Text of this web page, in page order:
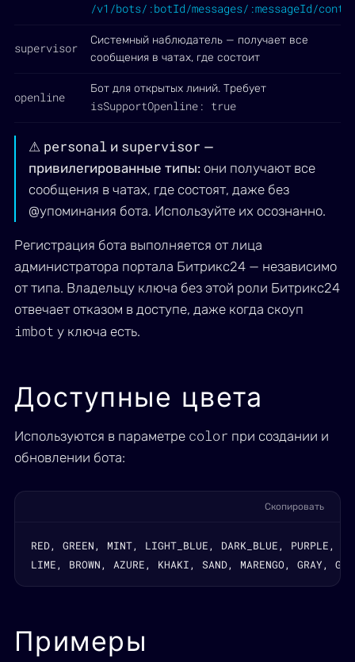
/v1/bots/:botId/messages/:messageId/
supervisor
Системный наблюдатель — получает все
сообщения в чатах, где состоит
openline
Бот для открытых линий. Требует
isSupportOpenline: true
⚠ personal и supervisor —
привилегированные типы: они получают все
сообщения в чатах, где состоят, даже без
@упоминания бота. Используйте их осознанно.
Регистрация бота выполняется от лица
администратора портала Битрикс24 — независимо
от типа. Владельцу ключа без этой роли Битрикс24
отвечает отказом в доступе, даже когда скоуп
imbot у ключа есть.
Доступные цвета
Используются в параметре color при создании и
обновлении бота:
Скопировать
RED, GREEN, MINT, LIGHT_BLUE, DARK_BLUE, PURPLE,
LIME, BROWN, AZURE, KHAKI, SAND, MARENGO, GRAY,
Примеры